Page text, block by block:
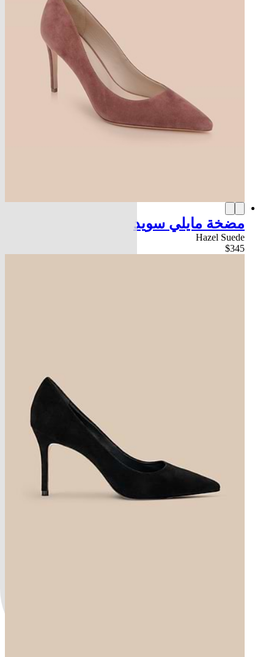
مضخة مايلي سويد
Hazel Suede
$345